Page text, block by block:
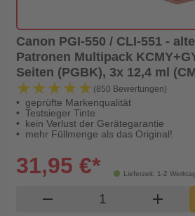
Canon PGI-550 / CLI-551 -
Patronen Multipack
Seiten (PGBK), 3x 12,4 ml
1x 3.350 Seiten (GY) - Digital
★★★★★
★★★★★ (850 Bewertungen)
geprüfte Markenqualität
Testsieger Tinte
kein Verlust der Gerätegarantie
mehr Füllmenge als das Original!
Lieferzeit: 1-2
31,95 €*
remove Produkt add